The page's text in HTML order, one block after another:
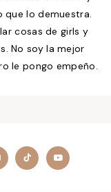
que lo demuestra.
cosas de girls y
No soy la mejor
le pongo empeño.